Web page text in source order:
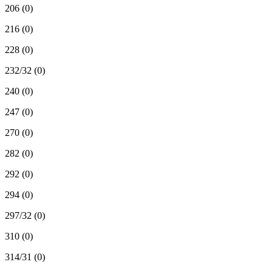
206 (0)
216 (0)
228 (0)
232/32 (0)
240 (0)
247 (0)
270 (0)
282 (0)
292 (0)
294 (0)
297/32 (0)
310 (0)
314/31 (0)